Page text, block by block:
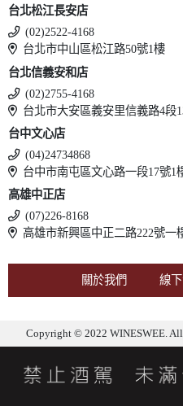
台北松江長安店
(02)2522-4168
台北市中山區松江路50號1樓
台北信義安和店
(02)2755-4168
台北市大安區義安里信義路4段
台中文心店
(04)24734868
台中市南屯區文心路一段17號1
高雄中正店
(07)226-8168
高雄市新興區中正二路222號一
關於我們 線
Copyright © 2022 WINESWEE.